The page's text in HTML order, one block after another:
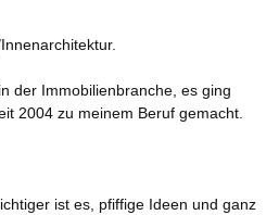
der Immobilienbranche, es ging
2004 zu meinem Beruf gemacht.
ist es, pfiffige Ideen und ganz